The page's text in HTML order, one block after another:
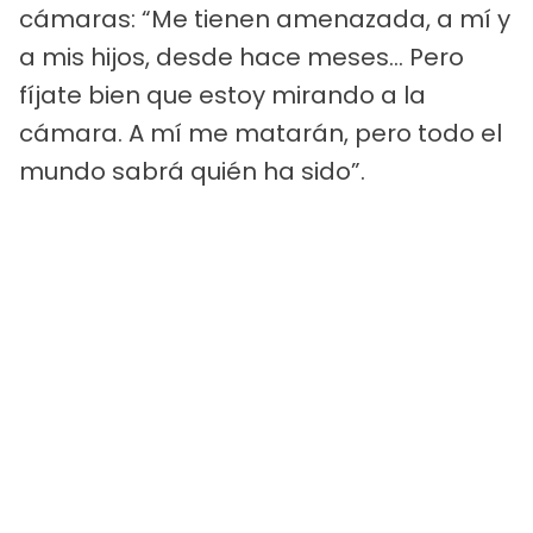
cámaras: “Me tienen amenazada, a mí y
a mis hijos, desde hace meses... Pero
fíjate bien que estoy mirando a la
cámara. A mí me matarán, pero todo el
mundo sabrá quién ha sido”.